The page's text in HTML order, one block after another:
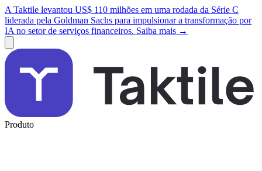
A Taktile levantou US$ 110 milhões em uma rodada da Série C
liderada pela Goldman Sachs para impulsionar a transformação por
IA no setor de serviços financeiros. Saiba mais →
Produto